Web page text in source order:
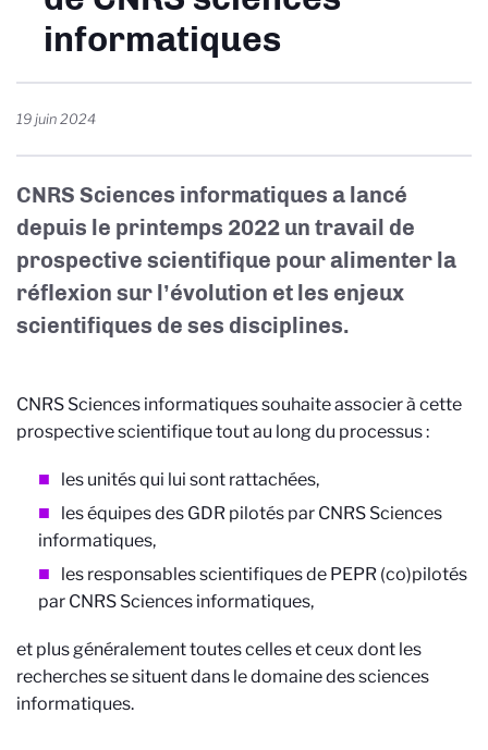
informatiques
19 juin 2024
CNRS Sciences informatiques a lancé
depuis le printemps 2022 un travail de
prospective scientifique pour alimenter la
réflexion sur l’évolution et les enjeux
scientifiques de ses disciplines.
CNRS Sciences informatiques souhaite associer à cette
prospective scientifique tout au long du processus :
les unités qui lui sont rattachées,
les équipes des GDR pilotés par CNRS Sciences
informatiques,
les responsables scientifiques de PEPR (co)pilotés
par CNRS Sciences informatiques,
et plus généralement toutes celles et ceux dont les
recherches se situent dans le domaine des sciences
informatiques.